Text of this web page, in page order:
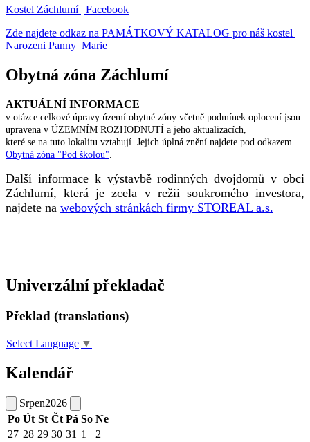
Kostel Záchlumí | Facebook
Zde najdete odkaz na PAMÁTKOVÝ KATALOG pro náš kostel
Narozeni Panny Marie
Obytná zóna Záchlumí
AKTUÁLNÍ INFORMACE
v otázce celkové úpravy území obytné zóny včetně podmínek oplocení jsou
upravena v ÚZEMNÍM ROZHODNUTÍ a jeho aktualizacích,
které se na tuto lokalitu vztahují. Jejich úplná znění najdete pod odkazem
Obytná zóna "Pod školou"
Další informace k výstavbě rodinných dvojdomů v obci
Záchlumí, která je zcela v režii soukromého investora,
najdete na webových stránkách firmy STOREAL a.s.
Univerzální překladač
Překlad (translations)
Select Language ▼
Kalendář
Srpen2026
Po Út St Čt Pá So Ne
27 28 29 30 31 1
2